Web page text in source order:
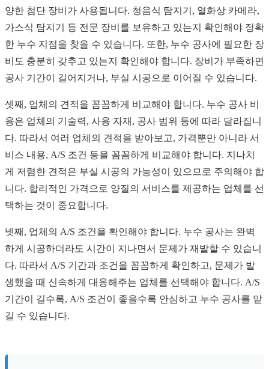
양한 첨단 장비가 사용됩니다. 청음식 탐지기, 열화상 카메라,
가스식 탐지기 등 전문 장비를 보유하고 있는지 확인해야 정확
한 누수 지점을 찾을 수 있습니다. 또한, 누수 공사에 필요한 장
비도 충분히 갖추고 있는지 확인해야 합니다. 장비가 부족하면
공사 기간이 길어지거나, 부실 시공으로 이어질 수 있습니다.
셋째, 업체의 견적을 꼼꼼하게 비교해야 합니다. 누수 공사 비
용은 업체의 기술력, 사용 자재, 공사 범위 등에 따라 달라집니
다. 따라서 여러 업체의 견적을 받아보고, 가격뿐만 아니라 서
비스 내용, A/S 조건 등을 꼼꼼하게 비교해야 합니다. 지나치
게 저렴한 견적은 부실 시공의 가능성이 있으므로 주의해야 합
니다. 합리적인 가격으로 양질의 서비스를 제공하는 업체를 선
택하는 것이 중요합니다.
넷째, 업체의 A/S 조건을 확인해야 합니다. 누수 공사는 완벽
하게 시공하더라도 시간이 지나면서 문제가 재발할 수 있습니
다. 따라서 A/S 기간과 조건을 꼼꼼하게 확인하고, 문제가 발
생했을 때 신속하게 대응해주는 업체를 선택해야 합니다. A/S
기간이 길수록, A/S 조건이 좋을수록 안심하고 누수 공사를 맡
길 수 있습니다.